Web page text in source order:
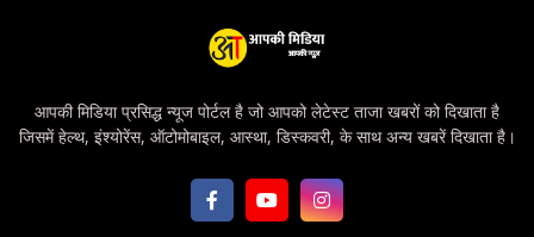
आपकी मिडिया प्रसिद्ध न्यूज पोर्टल है जो आपको लेटेस्ट ताजा खबरों को दिखाता है
जिसमें हेल्थ, इंश्योरेंस, ऑटोमोबाइल, आस्था, डिस्कवरी, के साथ अन्य खबरें दिखाता है।